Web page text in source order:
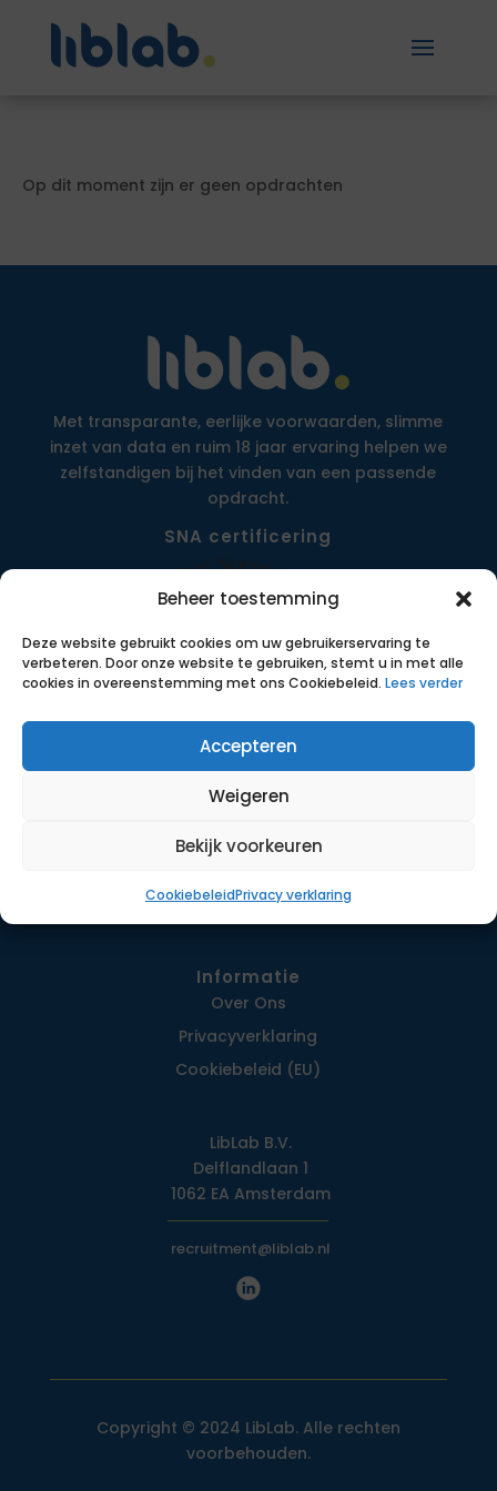
Beheer toestemming
Deze website gebruikt cookies om uw gebruikerservaring te
verbeteren. Door onze website te gebruiken, stemt u in met alle
cookies in overeenstemming met ons Cookiebeleid. Lees verder
Accepteren
Weigeren
Bekijk voorkeuren
CookiebeleidPrivacy verklaring
Op dit moment zijn er geen opdrachten
Met transparante, eerlijke voorwaarden, slimme
inzet van data en ruim 18 jaar ervaring helpen we
zelfstandigen bij het vinden van een passende
opdracht.
SNA certificering
Opdrachten
Werkwijze
Contact
Informatie
Over Ons
Privacy­verklaring
Cookiebeleid (EU)
LibLab B.V.
Delflandlaan 1
1062 EA Amsterdam
recruitment@liblab.nl
Copyright © 2024 LibLab. Alle rechten
voorbehouden.